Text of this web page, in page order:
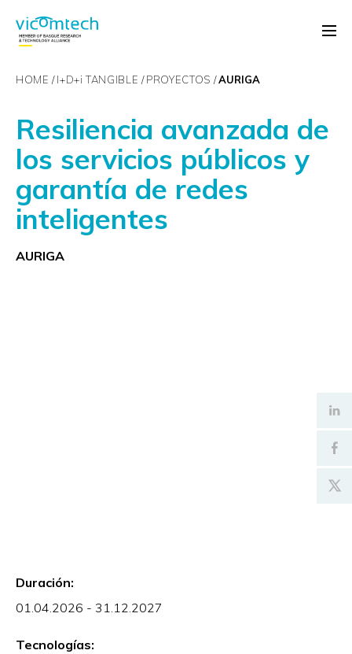
HOME I+D+i TANGIBLE PROYECTOS AURIGA
Resiliencia avanzada de
los servicios públicos y
garantía de redes
inteligentes
AURIGA
Duración:
01.04.2026 - 31.12.2027
Tecnologías: